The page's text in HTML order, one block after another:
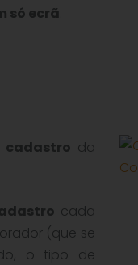
só ecrã
cadastro da
cada
(que se
o tipo de